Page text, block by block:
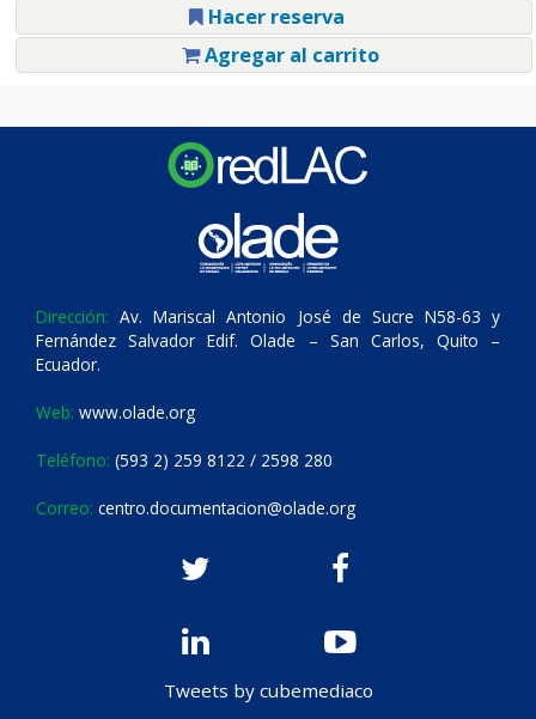
Hacer reserva
Agregar al carrito
Dirección: Av. Mariscal Antonio José de Sucre N58-63 y
Fernández Salvador Edif. Olade – San Carlos, Quito –
Ecuador.
Web: www.olade.org
Teléfono: (593 2) 259 8122 / 2598 280
Correo: centro.documentacion@olade.org
Tweets by cubemediaco